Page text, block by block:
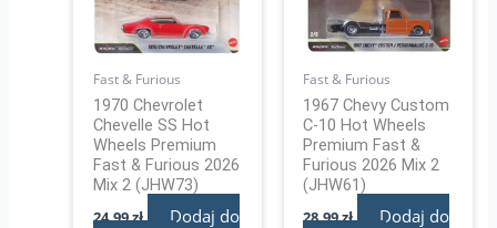
Fast & Furious
1970 Chevrolet
Chevelle SS Hot
Wheels Premium
Fast & Furious 2026
Mix 2 (JHW73)
24,99zł Dodaj do
Fast & Furious
1967 Chevy Custom
C-10 Hot Wheels
Premium Fast &
Furious 2026 Mix 2
(JHW61)
28,99zł Dodaj do